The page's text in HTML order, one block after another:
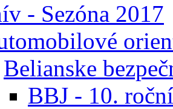
- Sezóna 2017
Belianske
BBJ - 10.